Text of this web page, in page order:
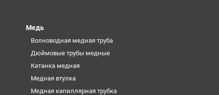
Медь
Волноводная медная труба
Дюймовые трубы медные
Катанка медная
Медная втулка
Медная капиллярная трубка